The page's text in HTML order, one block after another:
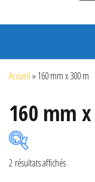
Accueil»160 mm x 300 m
160 mm
2 résultats affichés